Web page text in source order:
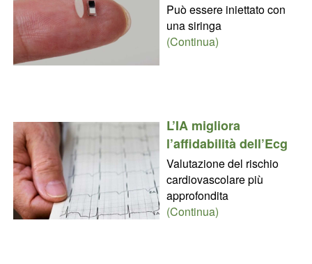
Può essere iniettato con
una siringa
(Continua)
L’IA migliora
l’affidabilità dell’Ecg
Valutazione del rischio
cardiovascolare più
approfondita
(Continua)